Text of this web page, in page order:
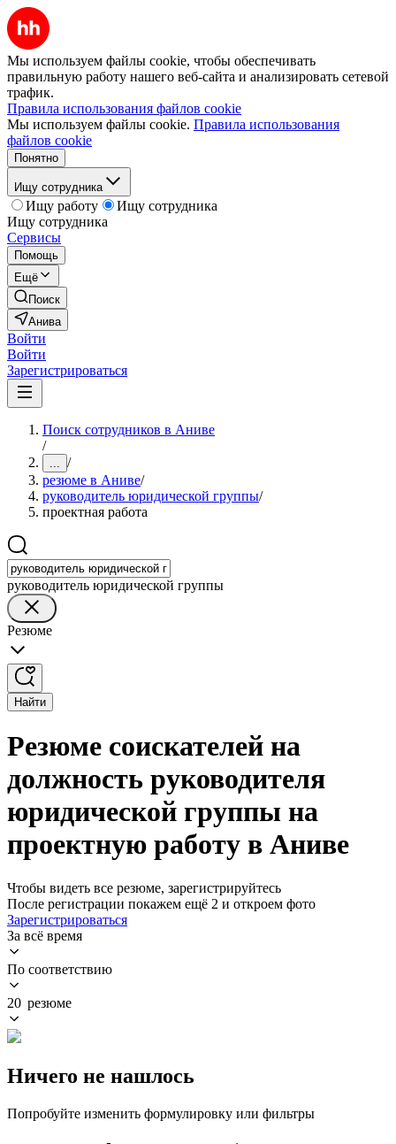
Мы используем файлы cookie, чтобы обеспечивать
правильную работу нашего веб-сайта и анализировать сетевой
трафик.
Правила использования файлов cookie
Мы используем файлы cookie. Правила использования
файлов cookie
Понятно
Ищу сотрудника
Ищу работу
Ищу сотрудника
Ищу сотрудника
Сервисы
Помощь
Ещё
Поиск
Анива
Войти
Войти
Зарегистрироваться
Поиск сотрудников в Аниве
/
... /
резюме в Аниве/
руководитель юридической группы/
проектная работа
руководитель юридической группы
Резюме
Найти
Резюме соискателей на
должность руководителя
юридической группы на
проектную работу в Аниве
Чтобы видеть все резюме, зарегистрируйтесь
После регистрации покажем ещё 2 и откроем фото
Зарегистрироваться
За всё время
По соответствию
20 резюме
Ничего не нашлось
Попробуйте изменить формулировку или фильтры